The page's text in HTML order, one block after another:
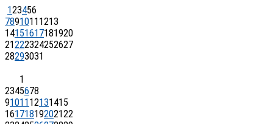
123456
7891011 1213
14151617181920
21222324252627
28293031
1
2345678
91011 12131415
16171819202122